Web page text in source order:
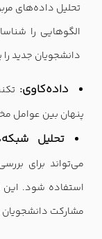
تحلیل داده‌های
الگوهایی را
دانشجویان جدید
داده‌کاوی:
پنهان بین عوامل
تحلیل
می‌تواند برای
استفاده شود. این
مشارکت دانشجویان